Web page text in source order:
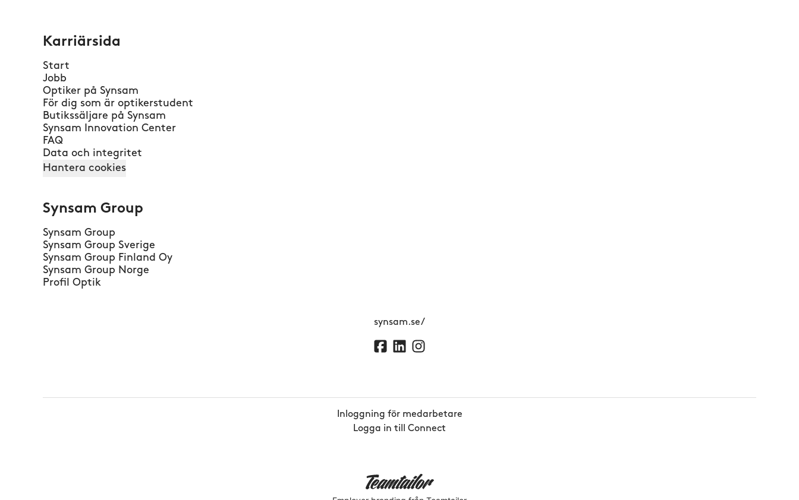
Karriärsida
Start
Jobb
Optiker på Synsam
För dig som är optikerstudent
Butikssäljare på Synsam
Synsam Innovation Center
FAQ
Data och integritet
Hantera cookies
Synsam Group
Synsam Group
Synsam Group Sverige
Synsam Group Finland Oy
Synsam Group Norge
Profil Optik
synsam.se/
Inloggning för medarbetare
Logga in till Connect